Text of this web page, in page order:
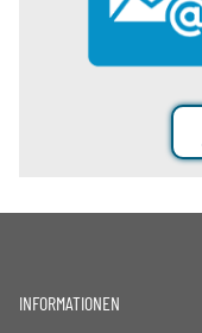
INFORMATIONEN